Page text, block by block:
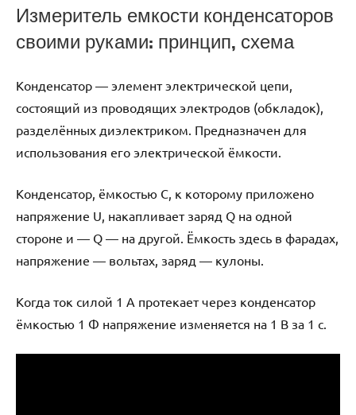
Измеритель емкости конденсаторов
своими руками: принцип, схема
Конденсатор — элемент электрической цепи,
состоящий из проводящих электродов (обкладок),
разделённых диэлектриком. Предназначен для
использования его электрической ёмкости.
Конденсатор, ёмкостью С, к которому приложено
напряжение U, накапливает заряд Q на одной
стороне и — Q — на другой. Ёмкость здесь в фарадах,
напряжение — вольтах, заряд — кулоны.
Когда ток силой 1 А протекает через конденсатор
ёмкостью 1 Ф напряжение изменяется на 1 В за 1 с.